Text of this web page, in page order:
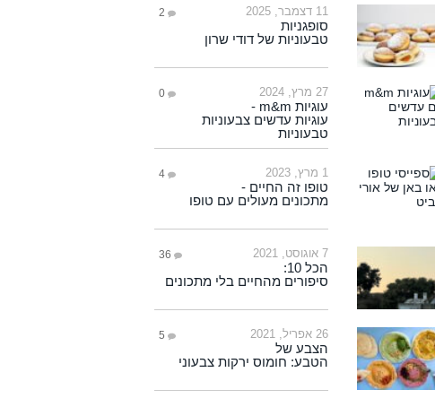
11 דצמבר, 2025 2
סופגניות
טבעוניות של דודי שרון
27 מרץ, 2024 0
עוגיות m&m -
עוגיות עדשים צבעוניות
טבעוניות
1 מרץ, 2023 4
טופו זה החיים -
מתכונים מעולים עם טופו
7 אוגוסט, 2021 36
הכל 10:
סיפורים מהחיים בלי מתכונים
26 אפריל, 2021 5
הצבע של
הטבע: חומוס ירקות צבעוני